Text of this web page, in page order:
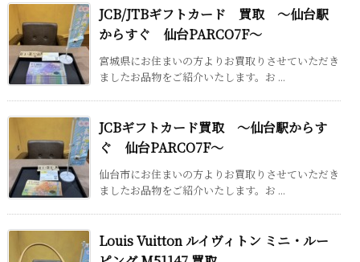
JCB/JTBギフトカード 買取 ～仙台駅
からすぐ 仙台PARCO7F～
宮城県にお住まいの方よりお買取りさせていただき
ましたお品物をご紹介いたします。お ...
JCBギフトカード買取 ～仙台駅からす
ぐ 仙台PARCO7F～
仙台市にお住まいの方よりお買取りさせていただき
ましたお品物をご紹介いたします。お ...
Louis Vuitton ルイヴィトン ミニ・ルー